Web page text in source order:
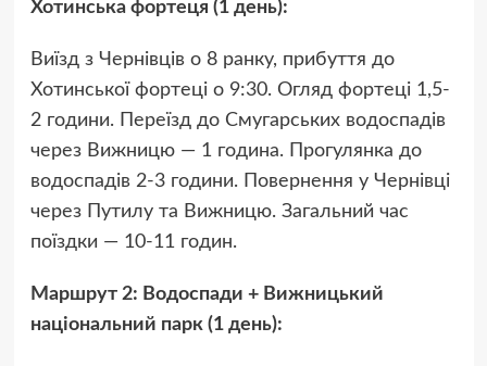
Хотинська фортеця (1 день):
Виїзд з Чернівців о 8 ранку, прибуття до
Хотинської фортеці о 9:30. Огляд фортеці 1,5-
2 години. Переїзд до Смугарських водоспадів
через Вижницю — 1 година. Прогулянка до
водоспадів 2-3 години. Повернення у Чернівці
через Путилу та Вижницю. Загальний час
поїздки — 10-11 годин.
Маршрут 2: Водоспади + Вижницький
національний парк (1 день):